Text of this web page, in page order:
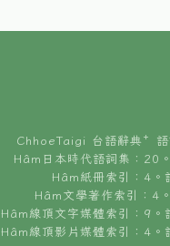
ChhoeTaigi 台語辭典⁺
Hâm日本時代語詞集：20
Hâm紙冊索引：4
Hâm文學著作索引：4
Hâm線頂文字媒體索引：9
Hâm線頂影片媒體索引：4